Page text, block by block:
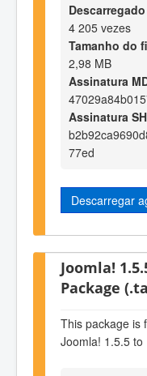
Descarregado
4 205 vezes
Tamanho do
2,98 MB
Assinatura
Assinatura
77ed
Descarregar
Joomla!
Package
This package is
Joomla! 1.5.5 to